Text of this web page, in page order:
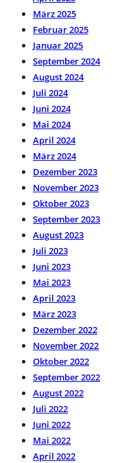
März 2025
Februar 2025
Januar 2025
September 2024
August 2024
Juli 2024
Juni 2024
Mai 2024
April 2024
März 2024
Dezember 2023
November 2023
Oktober 2023
September 2023
August 2023
Juli 2023
Juni 2023
Mai 2023
April 2023
März 2023
Dezember 2022
November 2022
Oktober 2022
September 2022
August 2022
Juli 2022
Juni 2022
Mai 2022
April 2022